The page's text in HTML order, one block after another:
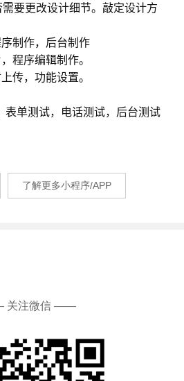
要更改设计细节。敲定设计方
制作，后台制作
序编辑制作。
传，功能设置。
表单测试，电话测试，后台测试
了解更多小程序/APP
注微信 ——